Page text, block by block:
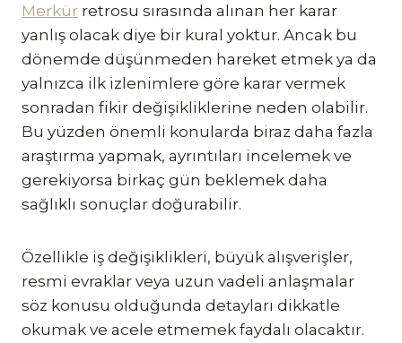
Merkür retrosu sırasında alınan her karar
yanlış olacak diye bir kural yoktur. Ancak bu
dönemde düşünmeden hareket etmek ya da
yalnızca ilk izlenimlere göre karar vermek
sonradan fikir değişikliklerine neden olabilir.
Bu yüzden önemli konularda biraz daha fazla
araştırma yapmak, ayrıntıları incelemek ve
gerekiyorsa birkaç gün beklemek daha
sağlıklı sonuçlar doğurabilir.
Özellikle iş değişiklikleri, büyük alışverişler,
resmi evraklar veya uzun vadeli anlaşmalar
söz konusu olduğunda detayları dikkatle
okumak ve acele etmemek faydalı olacaktır.